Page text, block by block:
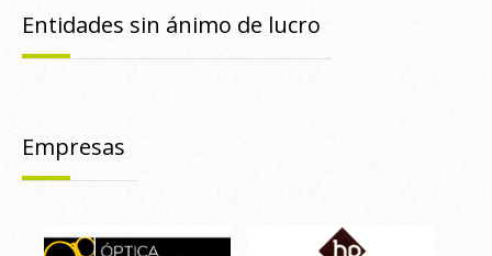
Entidades sin ánimo de lucro
Empresas